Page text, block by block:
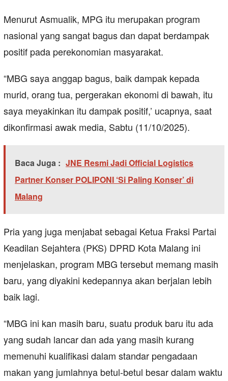
Menurut Asmualik, MPG itu merupakan program
nasional yang sangat bagus dan dapat berdampak
positif pada perekonomian masyarakat.
“MBG saya anggap bagus, baik dampak kepada
murid, orang tua, pergerakan ekonomi di bawah, itu
saya meyakinkan itu dampak positif,’ ucapnya, saat
dikonfirmasi awak media, Sabtu (11/10/2025).
Baca Juga : JNE Resmi Jadi Official Logistics
Partner Konser POLIPONI ‘Si Paling Konser’ di
Malang
Pria yang juga menjabat sebagai Ketua Fraksi Partai
Keadilan Sejahtera (PKS) DPRD Kota Malang ini
menjelaskan, program MBG tersebut memang masih
baru, yang diyakini kedepannya akan berjalan lebih
baik lagi.
“MBG ini kan masih baru, suatu produk baru itu ada
yang sudah lancar dan ada yang masih kurang
memenuhi kualifikasi dalam standar pengadaan
makan yang jumlahnya betul-betul besar dalam waktu